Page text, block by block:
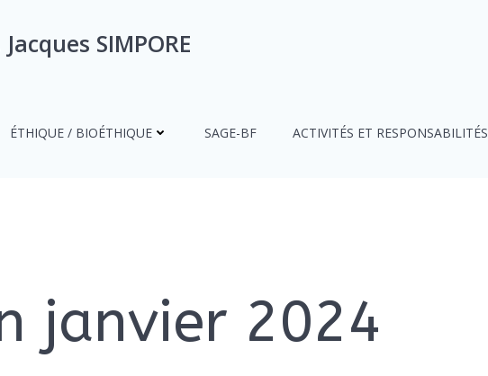
SIMPORE
ÉTHIQUE / BIOÉTHIQUE SAGE-BF ACTIVITÉS ET RESPONSABILITÉS
janvier 2024